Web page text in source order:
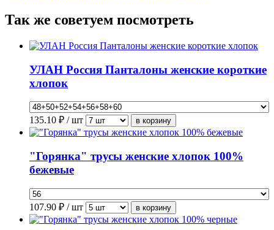
Так же советуем посмотреть
УЛАН Россия Панталоны женские короткие
хлопок
135.10 ₽ / шт
"Горянка" трусы женские хлопок 100%
бежевые
107.90 ₽ / шт